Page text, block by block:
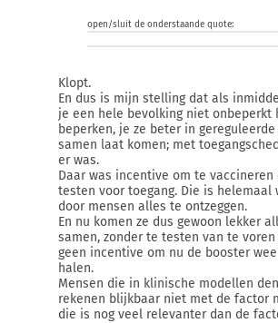
open/sluit de onderstaande quote:
Klopt.
En dus is mijn stelling dat als
je een hele bevolking niet onbeperkt
beperken, je ze beter in
samen laat komen; met
er was.
Daar was incentive om te
testen voor toegang. Die is helemaal
door mensen alles te ontzeggen.
En nu komen ze dus gewoon lekker
samen, zonder te testen van te
geen incentive om nu de booster
halen.
Mensen die in klinische modellen
rekenen blijkbaar niet met de factor
die is nog veel relevanter dan de